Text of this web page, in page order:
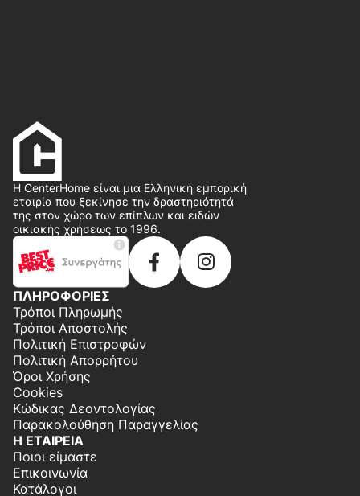
Η CenterHome είναι μια Ελληνική εμπορική
εταιρία που ξεκίνησε την δραστηριότητά
της στον χώρο των επίπλων και ειδών
οικιακής χρήσεως το 1996.
ΠΛΗΡΟΦΟΡΙΕΣ
Τρόποι Πληρωμής
Τρόποι Αποστολής
Πολιτική Επιστροφών
Πολιτική Απορρήτου
Όροι Χρήσης
Cookies
Κώδικας Δεοντολογίας
Παρακολούθηση Παραγγελίας
Η ΕΤΑΙΡΕΙΑ
Ποιοι είμαστε
Επικοινωνία
Κατάλογοι